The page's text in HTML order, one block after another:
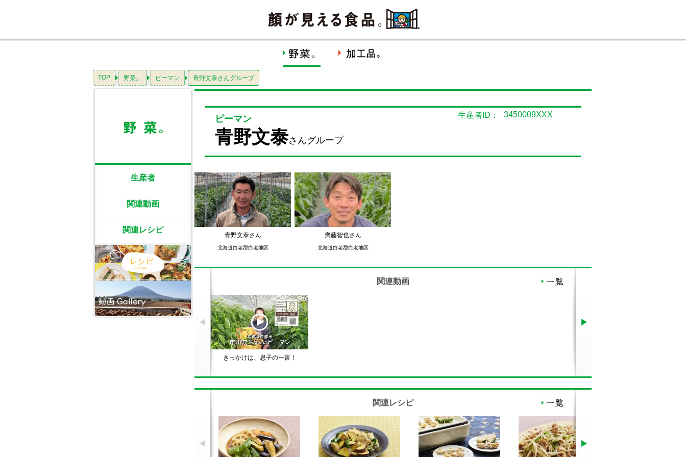
TOP 野菜。 ピーマン 青野文泰さんグループ
生産者
関連動画
関連レシピ
ピーマン
青野文泰さんグループ
生産者ID： 3450009XXX
青野文泰さん
北海道白老郡白老地区
齊藤智也さん
北海道白老郡白老地区
関連動画
きっかけは、息子の一言！
関連レシピ